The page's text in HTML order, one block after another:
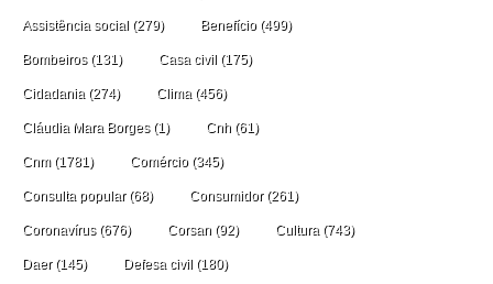
Assistência social (279) Benefício(499)
Bombeiros(131) Casa civil (175)
Cidadania (274) Clima (456)
Cláudia Mara Borges(1) Cnh (61)
Cnm(1781) Comércio(345)
Consulta popular(68) Consumidor(261)
Coronavírus(676) Corsan (92) Cultura (743)
Daer(145) Defesa civil (180)